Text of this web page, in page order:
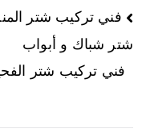
شتر شباك و أبواب